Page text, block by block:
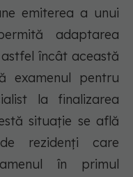
emiterea a unui
adaptarea
încât această
examenul pentru
la finalizarea
situație se află
rezidenți care
în primul